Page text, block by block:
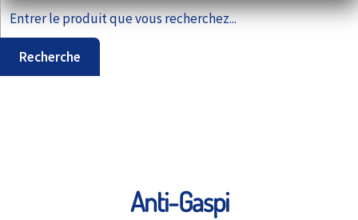
VRAC
COFFRETS CADEAUX
PRODUITS BIO
PRODUITS ET BIENFAITS
Recherche pour :
Recherche
Anti-Gaspi